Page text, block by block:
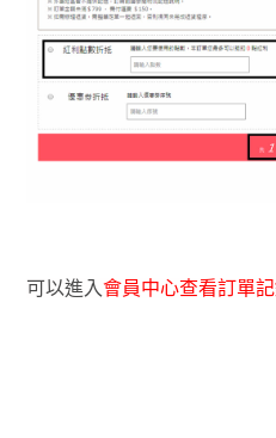
可以進入會員中心查看訂單